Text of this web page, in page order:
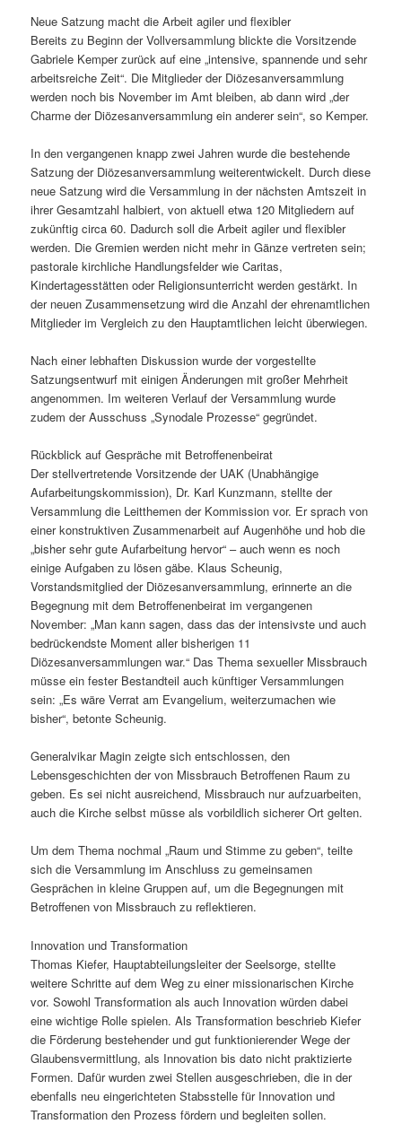
Neue Satzung macht die Arbeit agiler und flexibler
Bereits zu Beginn der Vollversammlung blickte die Vorsitzende
Gabriele Kemper zurück auf eine „intensive, spannende und sehr
arbeitsreiche Zeit“. Die Mitglieder der Diözesanversammlung
werden noch bis November im Amt bleiben, ab dann wird „der
Charme der Diözesanversammlung ein anderer sein“, so Kemper.
In den vergangenen knapp zwei Jahren wurde die bestehende
Satzung der Diözesanversammlung weiterentwickelt. Durch diese
neue Satzung wird die Versammlung in der nächsten Amtszeit in
ihrer Gesamtzahl halbiert, von aktuell etwa 120 Mitgliedern auf
zukünftig circa 60. Dadurch soll die Arbeit agiler und flexibler
werden. Die Gremien werden nicht mehr in Gänze vertreten sein;
pastorale kirchliche Handlungsfelder wie Caritas,
Kindertagesstätten oder Religionsunterricht werden gestärkt. In
der neuen Zusammensetzung wird die Anzahl der ehrenamtlichen
Mitglieder im Vergleich zu den Hauptamtlichen leicht überwiegen.
Nach einer lebhaften Diskussion wurde der vorgestellte
Satzungsentwurf mit einigen Änderungen mit großer Mehrheit
angenommen. Im weiteren Verlauf der Versammlung wurde
zudem der Ausschuss „Synodale Prozesse“ gegründet.
Rückblick auf Gespräche mit Betroffenenbeirat
Der stellvertretende Vorsitzende der UAK (Unabhängige
Aufarbeitungskommission), Dr. Karl Kunzmann, stellte der
Versammlung die Leitthemen der Kommission vor. Er sprach von
einer konstruktiven Zusammenarbeit auf Augenhöhe und hob die
„bisher sehr gute Aufarbeitung hervor“ – auch wenn es noch
einige Aufgaben zu lösen gäbe. Klaus Scheunig,
Vorstandsmitglied der Diözesanversammlung, erinnerte an die
Begegnung mit dem Betroffenenbeirat im vergangenen
November: „Man kann sagen, dass das der intensivste und auch
bedrückendste Moment aller bisherigen 11
Diözesanversammlungen war.“ Das Thema sexueller Missbrauch
müsse ein fester Bestandteil auch künftiger Versammlungen
sein: „Es wäre Verrat am Evangelium, weiterzumachen wie
bisher“, betonte Scheunig.
Generalvikar Magin zeigte sich entschlossen, den
Lebensgeschichten der von Missbrauch Betroffenen Raum zu
geben. Es sei nicht ausreichend, Missbrauch nur aufzuarbeiten,
auch die Kirche selbst müsse als vorbildlich sicherer Ort gelten.
Um dem Thema nochmal „Raum und Stimme zu geben“, teilte
sich die Versammlung im Anschluss zu gemeinsamen
Gesprächen in kleine Gruppen auf, um die Begegnungen mit
Betroffenen von Missbrauch zu reflektieren.
Innovation und Transformation
Thomas Kiefer, Hauptabteilungsleiter der Seelsorge, stellte
weitere Schritte auf dem Weg zu einer missionarischen Kirche
vor. Sowohl Transformation als auch Innovation würden dabei
eine wichtige Rolle spielen. Als Transformation beschrieb Kiefer
die Förderung bestehender und gut funktionierender Wege der
Glaubensvermittlung, als Innovation bis dato nicht praktizierte
Formen. Dafür wurden zwei Stellen ausgeschrieben, die in der
ebenfalls neu eingerichteten Stabsstelle für Innovation und
Transformation den Prozess fördern und begleiten sollen.